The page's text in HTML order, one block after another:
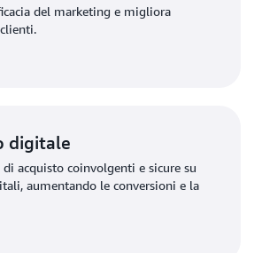
del marketing e migliora
digitale
acquisto coinvolgenti e sicure su
aumentando le conversioni e la